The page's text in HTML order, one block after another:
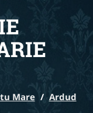
Mare / Ardud